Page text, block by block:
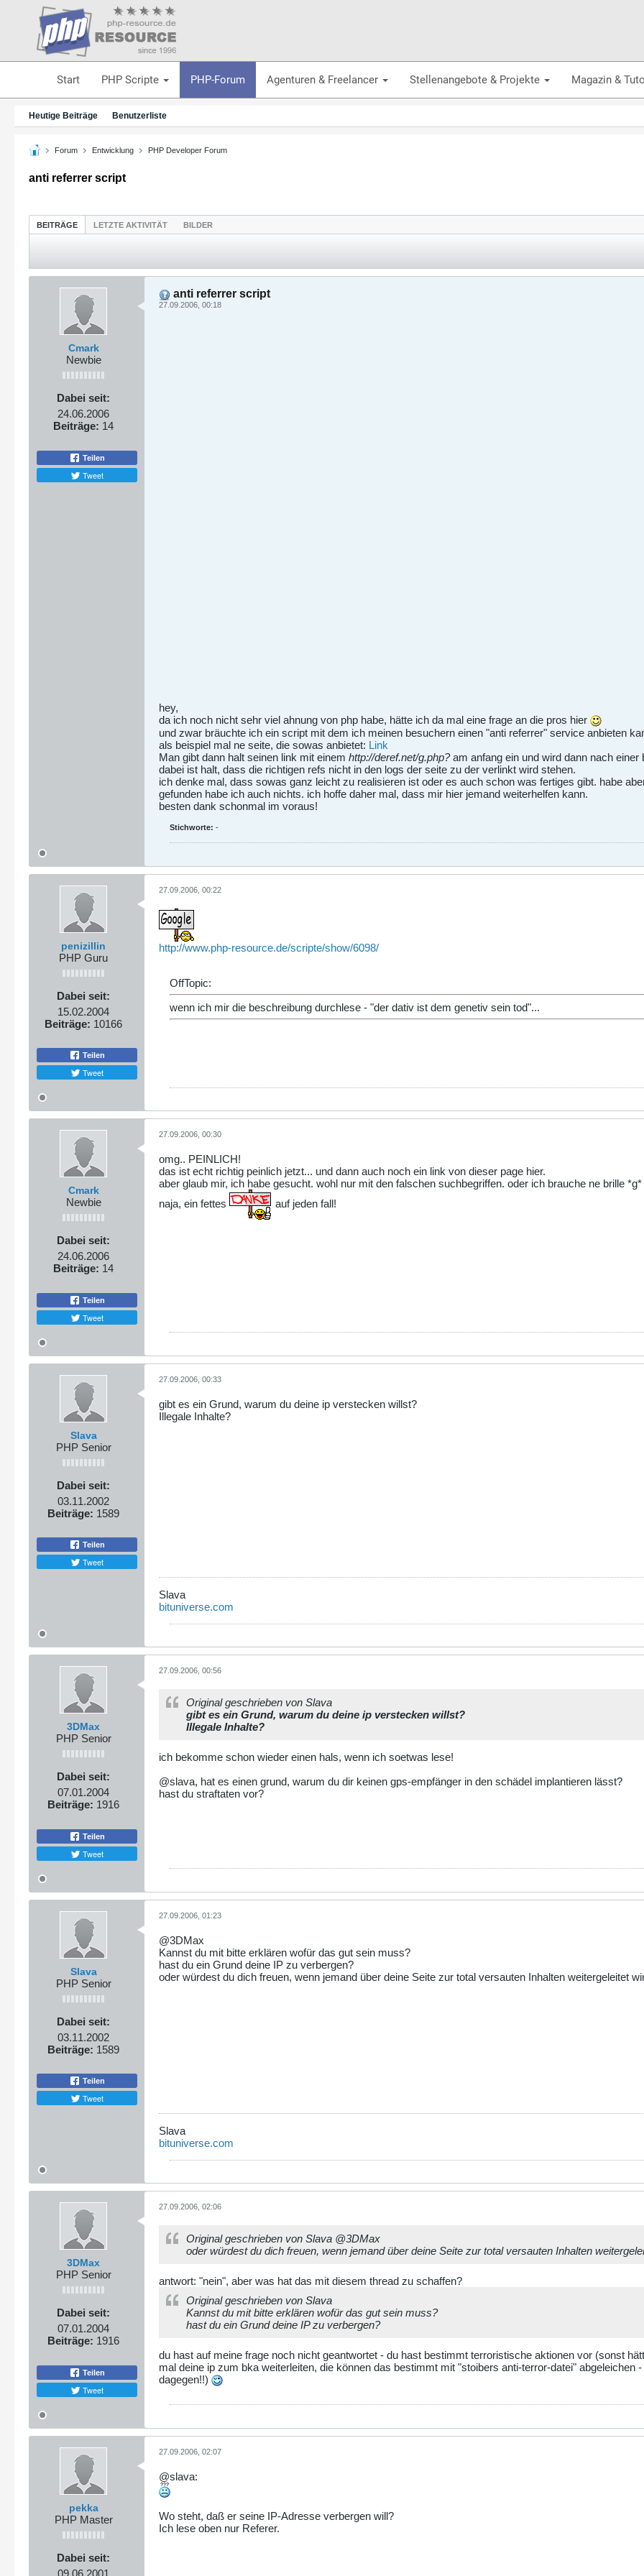
Start PHP Scripte PHP-Forum Agenturen & Freelancer Stellenangebote & Projekte Magazin &
Heutige Beiträge Benutzerliste
Forum Entwicklung PHP Developer Forum
anti referrer script
BEITRÄGE LETZTE AKTIVITÄT BILDER
Cmark
Newbie
Dabei seit:
24.06.2006
Beiträge: 14
Teilen
Tweet
anti referrer script
27.09.2006, 00:18
hey,
da ich noch nicht sehr viel ahnung von php habe, hätte ich da mal eine frage an die pros hier
und zwar bräuchte ich ein script mit dem ich meinen besuchern einen "anti referrer" service anbieten
als beispiel mal ne seite, die sowas anbietet: Link
Man gibt dann halt seinen link mit einem http://deref.net/g.php?am anfang ein und wird dann nach
dabei ist halt, dass die richtigen refs nicht in den logs der seite zu der verlinkt wird stehen.
ich denke mal, dass sowas ganz leicht zu realisieren ist oder es auch schon was fertiges gibt. habe
gefunden habe ich auch nichts. ich hoffe daher mal, dass mir hier jemand weiterhelfen kann.
besten dank schonmal im voraus!
Stichworte: -
penizillin
PHP Guru
Dabei seit:
15.02.2004
Beiträge: 10166
Teilen
Tweet
27.09.2006, 00:22
http://www.php-resource.de/scripte/show/6098/
OffTopic:
wenn ich mir die beschreibung durchlese - "der dativ ist dem genetiv sein tod"...
Cmark
Newbie
Dabei seit:
24.06.2006
Beiträge: 14
Teilen
Tweet
27.09.2006, 00:30
omg.. PEINLICH!
das ist echt richtig peinlich jetzt... und dann auch noch ein link von dieser page hier.
aber glaub mir, ich habe gesucht. wohl nur mit den falschen suchbegriffen. oder ich brauche ne brille *g*
naja, ein fettes
auf jeden fall!
Slava
PHP Senior
Dabei seit:
03.11.2002
Beiträge: 1589
Teilen
Tweet
27.09.2006, 00:33
gibt es ein Grund, warum du deine ip verstecken willst?
Illegale Inhalte?
Slava
bituniverse.com
3DMax
PHP Senior
Dabei seit:
07.01.2004
Beiträge: 1916
Teilen
Tweet
27.09.2006, 00:56
Original geschrieben von Slava
gibt es ein Grund, warum du deine ip verstecken willst?
Illegale Inhalte?
ich bekomme schon wieder einen hals, wenn ich soetwas lese!
@slava, hat es einen grund, warum du dir keinen gps-empfänger in den schädel implantieren lässt?
hast du straftaten vor?
Slava
PHP Senior
Dabei seit:
03.11.2002
Beiträge: 1589
Teilen
Tweet
27.09.2006, 01:23
@3DMax
Kannst du mit bitte erklären wofür das gut sein muss?
hast du ein Grund deine IP zu verbergen?
oder würdest du dich freuen, wenn jemand über deine Seite zur total versauten Inhalten weitergeleitet
Slava
bituniverse.com
3DMax
PHP Senior
Dabei seit:
07.01.2004
Beiträge: 1916
Teilen
Tweet
27.09.2006, 02:06
Original geschrieben von Slava @3DMax
oder würdest du dich freuen, wenn jemand über deine Seite zur total versauten Inhalten
antwort: "nein", aber was hat das mit diesem thread zu schaffen?
Original geschrieben von Slava
Kannst du mit bitte erklären wofür das gut sein muss?
hast du ein Grund deine IP zu verbergen?
du hast auf meine frage noch nicht geantwortet - du hast bestimmt terroristische aktionen vor (sonst
mal deine ip zum bka weiterleiten, die können das bestimmt mit "stoibers anti-terror-datei"
dagegen!!)
pekka
PHP Master
Dabei seit:
09.06.2001
27.09.2006, 02:07
@slava:
Wo steht, daß er seine IP-Adresse verbergen will?
Ich lese oben nur Referer.